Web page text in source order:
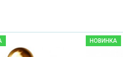
НОВИНКА